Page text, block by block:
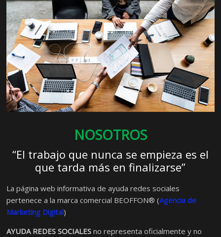
NOSOTROS
“El trabajo que nunca se empieza es el
que tarda más en finalizarse”
La página web informativa de ayuda redes sociales
pertenece a la marca comercial BEOFFON® (Agencia de
Marketing Digital)
AYUDA REDES SOCIALES no representa oficialmente y no